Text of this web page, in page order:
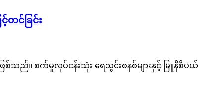
တင်ခြင်း
။ စက်မှုလုပ်ငန်းသုံး ရေသွင်းစနစ်များနှင့် မြူနီစီပယ်